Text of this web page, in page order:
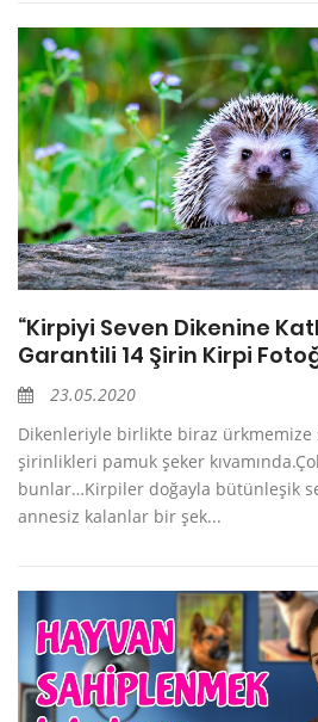
“Kirpiyi Seven Dikenine
Garantili 14 Şirin Kirpi
23.05.2020
Dikenleriyle birlikte biraz ürkmemize
şirinlikleri pamuk şeker
bunlar…Kirpiler doğayla bütünleşik
annesiz kalanlar bir şek...